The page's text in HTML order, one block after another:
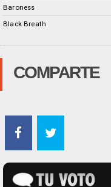
Baroness
Black Breath
COMPARTE